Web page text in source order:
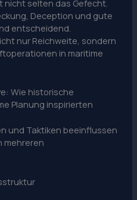
selten das Gefecht.
Deception und gute
entscheidend.
nur Reichweite, sondern
in maritime
Wie historische
Planung inspirierten
und Taktiken beeinflussen
mehreren